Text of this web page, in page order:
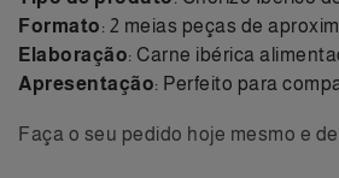
Formato: 2 meias peças de
Elaboração: Carne ibérica
Apresentação: Perfeito para
Faça o seu pedido hoje mesmo e